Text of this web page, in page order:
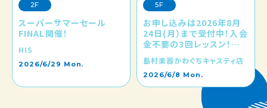
2F
スーパーサマーセール
FINAL開催！
HIS
2026/6/29 Mon.
5F
お申し込みは2026年8月
24日(月）まで受付中！入会
金不要の3回レッスン！お
申込み夏の短期レッスンで
音楽を楽しみませんか
島村楽器かわぐちキャスティ店
2026/6/8 Mon.